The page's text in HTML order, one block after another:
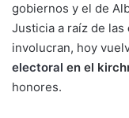
gobiernos y el de
Justicia a raíz de las
involucran, hoy
electoral en el
honores.